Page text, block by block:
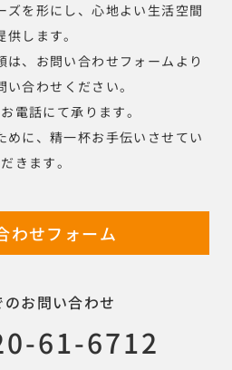
ズを形にし、心地よい生活空間
供します。
は、お問い合わせフォームより
い合わせください。
電話にて承ります。
めに、精一杯お手伝いさせてい
きます。
わせフォーム
お問い合わせ
61-6712